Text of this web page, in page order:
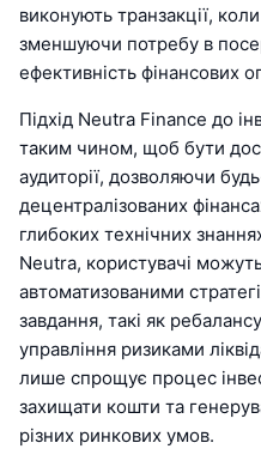
виконують транзакції,
зменшуючи потребу в
ефективність фінансових
Підхід Neutra Finance до
таким чином, щоб бути
аудиторії, дозволяючи
децентралізованих
глибоких технічних
Neutra, користувачі
автоматизованими
завдання, такі як
управління ризиками
лише спрощує процес
захищати кошти та
різних ринкових умов.